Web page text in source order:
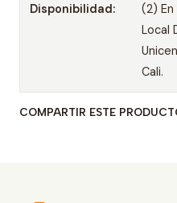
Disponibilidad:
(2) En
Local
Cali.
COMPARTIR ESTE